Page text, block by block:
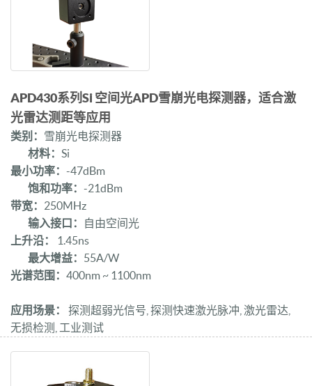
APD430系列Si 空间光APD雪崩光电探测器，适合激
光雷达测距等应用
类别： 雪崩光电探测器
材料： Si
最小功率： -47dBm
饱和功率： -21dBm
带宽： 250MHz
输入接口：
自由空间光
上升沿：
1.45ns
最大增益： 55A/W
光谱范围： 400nm ~ 1100nm
应用场景：
探测超弱光信号, 探测快速激光脉冲, 激光雷达,
无损检测, 工业测试